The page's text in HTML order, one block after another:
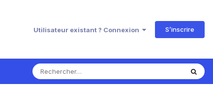
Utilisateur existant ? Connexion S’inscrire